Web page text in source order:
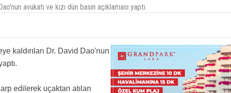
avukatı ve kızı dün basın açıklaması yaptı.
yolcuyu döverek indiren United, diğer tarafta üniformalı-görevli pas giden ekibinin
değiştirerek downgrade eden THY...
united yönetimi olayın ciddiyetinden ne kadar uzak olduklarını kanıtlamışlar zaten.
kaldırılan Dr. David Dao'nun
edilerek uçaktan atılan